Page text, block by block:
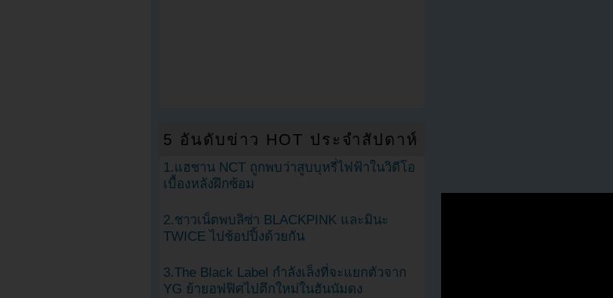
5 อันดับข่าว HOT ประจำสัปดาห์
1.แฮชาน NCT ถูกพบว่าสูบบุหรี่ไฟฟ้าในวิดีโอ
เบื้องหลังฝึกซ้อม
2.ชาวเน็ตพบลิซ่า BLACKPINK และมินะ
TWICE ไปช้อปปิ้งด้วยกัน
3.The Black Label กำลังเล็งที่จะแยกตัวจาก
YG ย้ายอฟฟิศไปตึกใหม่ในฮันนัมดง